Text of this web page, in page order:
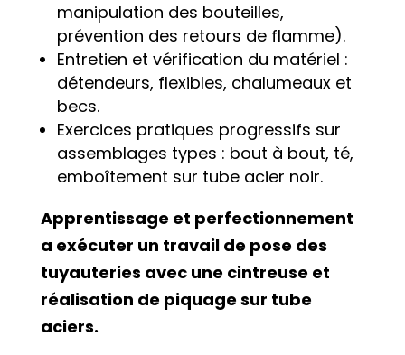
manipulation des bouteilles,
prévention des retours de flamme).
Entretien et vérification du matériel :
détendeurs, flexibles, chalumeaux et
becs.
Exercices pratiques progressifs sur
assemblages types : bout à bout, té,
emboîtement sur tube acier noir.
Apprentissage et perfectionnement
a exécuter un travail de pose des
tuyauteries avec une cintreuse et
réalisation de piquage sur tube
aciers.